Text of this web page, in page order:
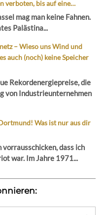
verboten, bis auf eine…
mag man keine Fahnen.
Palästina...
– Wieso uns Wind und
auch (noch) keine Speicher
Rekordenergiepreise, die
von Industrieunternehmen
Was ist nur aus dir
vorrausschicken, dass ich
war. Im Jahre 1971...